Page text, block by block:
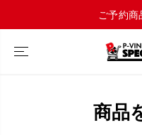
ご予約商
商品